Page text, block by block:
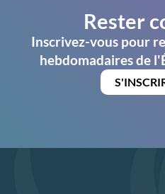
Rester
Inscrivez-vous pour
hebdomadaires de